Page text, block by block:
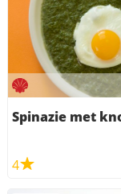
Spinazie met
4